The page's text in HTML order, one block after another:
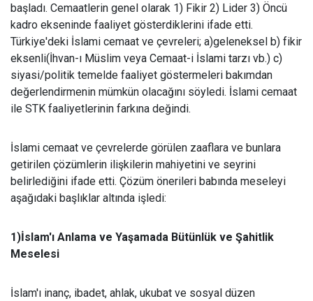
başladı. Cemaatlerin genel olarak 1) Fikir 2) Lider 3) Öncü
kadro ekseninde faaliyet gösterdiklerini ifade etti.
Türkiye'deki İslami cemaat ve çevreleri; a)geleneksel b) fikir
eksenli(İhvan-ı Müslim veya Cemaat-i İslami tarzı vb.) c)
siyasi/politik temelde faaliyet göstermeleri bakımdan
değerlendirmenin mümkün olacağını söyledi. İslami cemaat
ile STK faaliyetlerinin farkına değindi.
İslami cemaat ve çevrelerde görülen zaaflara ve bunlara
getirilen çözümlerin ilişkilerin mahiyetini ve seyrini
belirlediğini ifade etti. Çözüm önerileri babında meseleyi
aşağıdaki başlıklar altında işledi:
1)İslam'ı Anlama ve Yaşamada Bütünlük ve Şahitlik
Meselesi
İslam'ı inanç, ibadet, ahlak, ukubat ve sosyal düzen